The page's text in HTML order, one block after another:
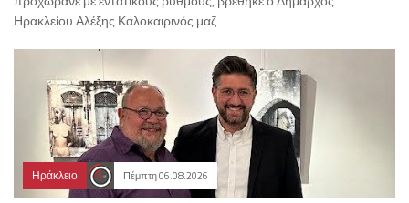
Ηρακλείου Αλέξης Καλοκαιρινός μαζ
Ηράκλειο Πέμπτη 06.08.2026